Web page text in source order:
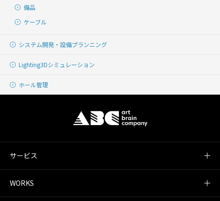
備品
ケーブル
システム開発・ 設備プランニング
Lighting3Dシミュレーション
ホール管理
サービス
WORKS